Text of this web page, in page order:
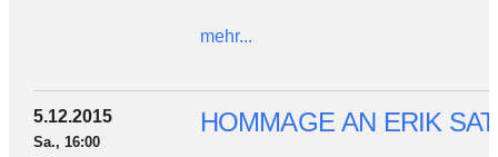
mehr...
5.12.2015
Sa., 16:00
HOMMAGE AN ERIK